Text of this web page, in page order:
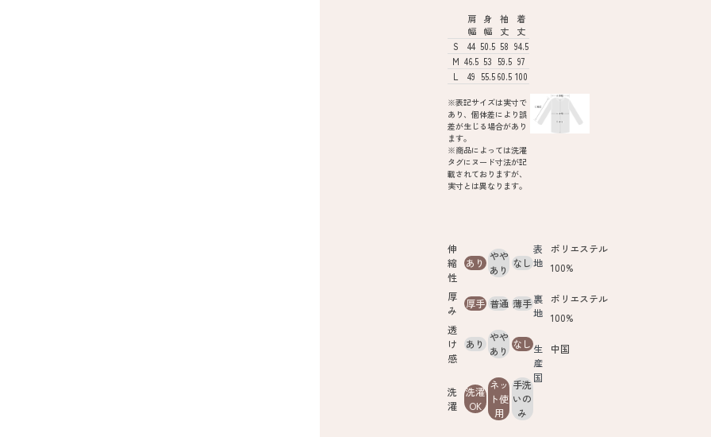
肩
幅
身
幅
袖
丈
着
丈
S
44 50.5 58 94.5
M 46.5 53 59.5 97
L
49 55.560.5 100
※表記サイズは実寸で
あり、個体差により誤
差が生じる場合があり
ます。
※商品によっては洗濯
タグにヌード寸法が記
載されておりますが、
実寸とは異なります。
伸
縮
性
あり
やや
あり
なし
厚
み
厚手 普通 薄手
透
け
感
あり
やや
あり
なし
洗
濯
洗濯
OK
ネッ
ト使
用
手洗
いの
み
表
地
ポリエステル
100%
裏
地
ポリエステル
100%
生
産
国
中国